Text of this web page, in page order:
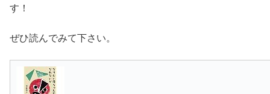
す！
ぜひ読んでみて下さい。